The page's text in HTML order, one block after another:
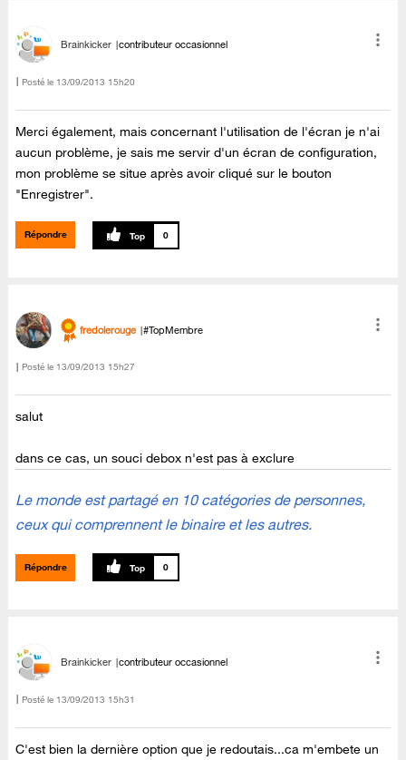
Brainkicker contributeur occasionnel
Posté le ‎13/09/2013 15h20
Merci également, mais concernant l'utilisation de l'écran je n'ai
aucun problème, je sais me servir d'un écran de configuration,
mon problème se situe après avoir cliqué sur le bouton
"Enregistrer".
Répondre 0
fredolerouge #TopMembre
Posté le ‎13/09/2013 15h27
salut
dans ce cas, un souci debox n'est pas à exclure
Le monde est partagé en 10 catégories de personnes,
ceux qui comprennent le binaire et les autres.
Répondre 0
Brainkicker contributeur occasionnel
Posté le ‎13/09/2013 15h31
C'est bien la dernière option que je redoutais...ca m'embete un